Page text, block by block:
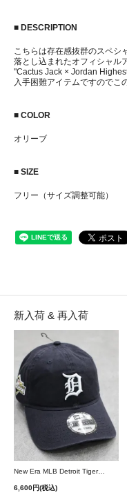
■ DESCRIPTION
こちらは存在感抜群のスペシ
落とし込まれたオフィシャル
"Cactus Jack × Jordan
入手困難アイテムですのでこ
■ COLOR
オリーブ
■ SIZE
フリー（サイズ調整可能）
新入荷 & 再入荷
New Era MLB Detroit Tigers Postseason 9Twenty Strapback Cap - Navy
6,600円(税込)